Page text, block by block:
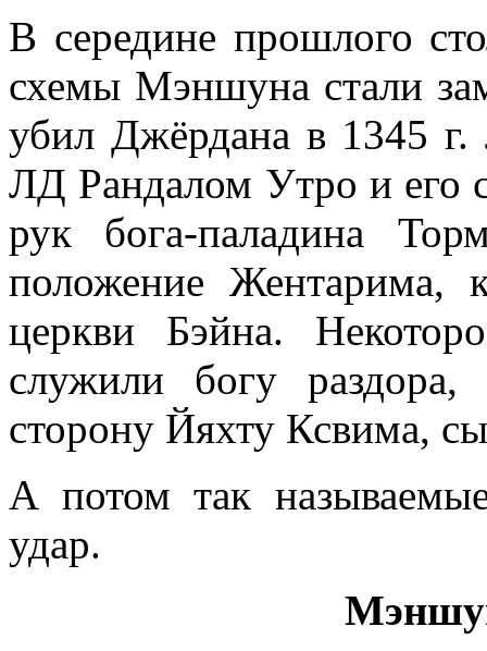
В середине прошлого
схемы Мэншуна стали
убил Джёрдана в 1345
ЛД Рандалом Утро и его
рук бога-паладина
положение Жентарима,
церкви Бэйна.
служили богу
сторону Йяхту Ксвима,
А потом так
удар.